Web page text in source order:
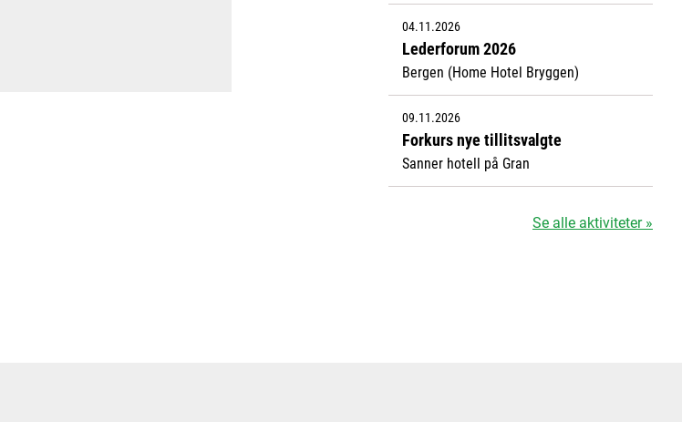
04.11.2026
Lederforum 2026
Bergen (Home Hotel Bryggen)
09.11.2026
Forkurs nye tillitsvalgte
Sanner hotell på Gran
Se alle aktiviteter »